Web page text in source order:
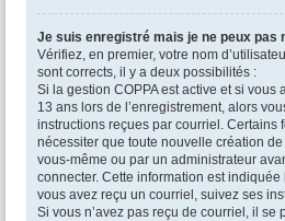
Je suis enregistré mais je ne peux pas
Vérifiez, en premier, votre nom
sont corrects, il y a deux possibilités :
Si la gestion COPPA est active et si vous
13 ans lors de l’enregistrement, alors
instructions reçues par courriel. Certains
nécessiter que toute nouvelle création
vous-même ou par un administrateur
connecter. Cette information est indiquée
vous avez reçu un courriel, suivez ses
Si vous n’avez pas reçu de courriel, il se